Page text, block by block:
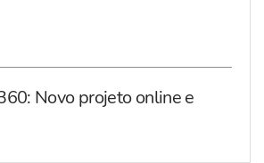
Novo projeto online e